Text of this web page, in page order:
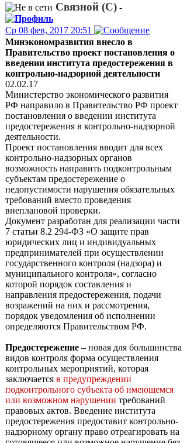
Связной (С) -
Ср 08 фев, 2017 20:51
Минэкономразвития внесло в
Правительство проект постановления о
введении института предостережения в
контрольно-надзорной деятельности
02.02.17
Министерство экономического развития
РФ направило в Правительство РФ проект
постановления о введении института
предостережения в контрольно-надзорной
деятельности.
Проект постановления вводит для всех
контрольно-надзорных органов
возможность направить подконтрольным
субъектам предостережение о
недопустимости нарушения обязательных
требований вместо проведения
внеплановой проверки.
Документ разработан для реализации части
7 статьи 8.2 294-ФЗ «О защите прав
юридических лиц и индивидуальных
предпринимателей при осуществлении
государственного контроля (надзора) и
муниципального контроля», согласно
которой порядок составления и
направления предостережения, подачи
возражений на них и рассмотрения,
порядок уведомления об исполнении
определяются Правительством РФ.
Предостережение – новая для большинства
видов контроля форма осуществления
контрольных мероприятий, которая
заключается в предупреждении
подконтрольного субъекта об имеющемся
или возможном нарушении требований
правовых актов. Введение института
предостережения предоставит контрольно-
надзорному органу право отреагировать на